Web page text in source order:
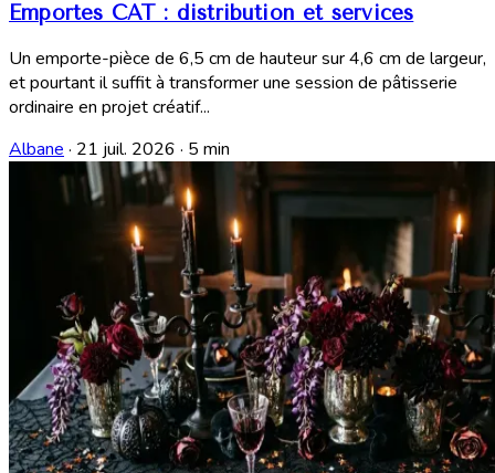
Emportes CAT : distribution et services
Un emporte-pièce de 6,5 cm de hauteur sur 4,6 cm de largeur,
et pourtant il suffit à transformer une session de pâtisserie
ordinaire en projet créatif...
Albane · 21 juil. 2026 · 5 min